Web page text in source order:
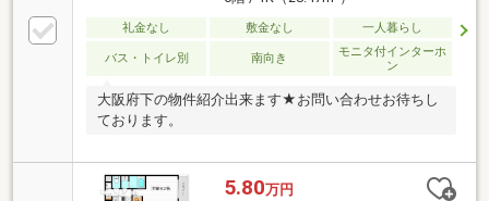
礼金なし 敷金なし 一人暮らし
バス・トイレ別 南向き
モニタ付インターホ
ン
大阪府下の物件紹介出来ます★お問い合わせお待ちし
ております。
5.80万円